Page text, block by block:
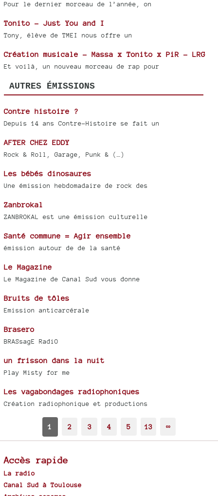
Pour le dernier morceau de l’année, on
Tonito - Just You and I
Tony, élève de TMEI nous offre un
Création musicale - Massa x Tonito x PiR - LRG
Et voilà, un nouveau morceau de rap pour
AUTRES ÉMISSIONS
Contre histoire ?
Depuis 14 ans Contre-Histoire se fait un
AFTER CHEZ EDDY
Rock & Roll, Garage, Punk & (…)
Les bébés dinosaures
Une émission hebdomadaire de rock des
Zanbrokal
ZANBROKAL est une émission culturelle
Santé commune = Agir ensemble
émission autour de de la santé
Le Magazine
Le Magazine de Canal Sud vous donne
Bruits de tôles
Emission anticarcérale
Brasero
BRASsagE RadiO
un frisson dans la nuit
Play Misty for me
Les vagabondages radiophoniques
Création radiophonique et productions
1 2 3 4 5 13 ∞
Accès rapide
La radio
Canal Sud à Toulouse